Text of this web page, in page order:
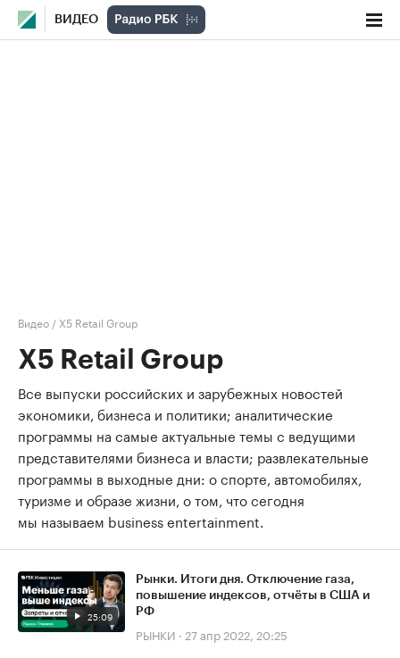
ВИДЕО
Видео / X5 Retail Group
X5 Retail Group
Все выпуски российских и зарубежных новостей
экономики, бизнеса и политики; аналитические
программы на самые актуальные темы с ведущими
представителями бизнеса и власти; развлекательные
программы в выходные дни: о спорте, автомобилях,
туризме и образе жизни, о том, что сегодня
мы называем business entertainment.
25:09
Рынки. Итоги дня. Отключение газа,
повышение индексов, отчёты в США и
РФ
РЫНКИ · 27 апр 2022, 20:25